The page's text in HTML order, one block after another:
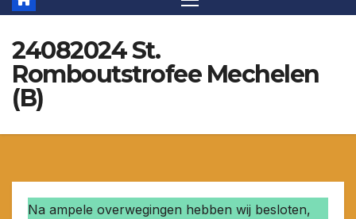
24082024 St.
Romboutstrofee Mechelen
(B)
Na ampele overwegingen hebben wij besloten,